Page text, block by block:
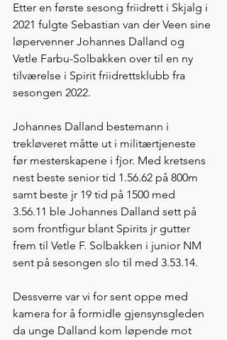
Etter en første sesong friidrett i Skjalg i
2021 fulgte Sebastian van der Veen sine
løpervenner Johannes Dalland og
Vetle Farbu-Solbakken over til en ny
tilværelse i Spirit friidrettsklubb fra
sesongen 2022.
Johannes Dalland bestemann i
trekløveret måtte ut i militærtjeneste
før mesterskapene i fjor. Med kretsens
nest beste senior tid 1.56.62 på 800m
samt beste jr 19 tid på 1500 med
3.56.11 ble Johannes Dalland sett på
som frontfigur blant Spirits jr gutter
frem til Vetle F. Solbakken i junior NM
sent på sesongen slo til med 3.53.14.
Dessverre var vi for sent oppe med
kamera for å formidle gjensynsgleden
da unge Dalland kom løpende mot